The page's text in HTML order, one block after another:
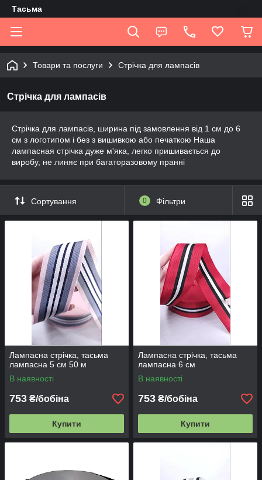
Tасьма
Товари та послуги Стрічка для лампасів
Стрічка для лампасів
Стрічка для лампасів, ширина під замовлення від 1 см до 6
см з логотипом і без з вишивкою або печаткою Наша
лампасная стрічка дуже м'яка, легко пришивається до
виробу, не линяє при багаторазовому пранні
Сортування 0 Фільтри
Лампасна стрічка, тасьма
лампасна 5 см 50 м
В наявності
753 ₴/бобіна
Купити
Лампасна стрічка, тасьма
лампасна 6 см
В наявності
753 ₴/бобіна
Купити